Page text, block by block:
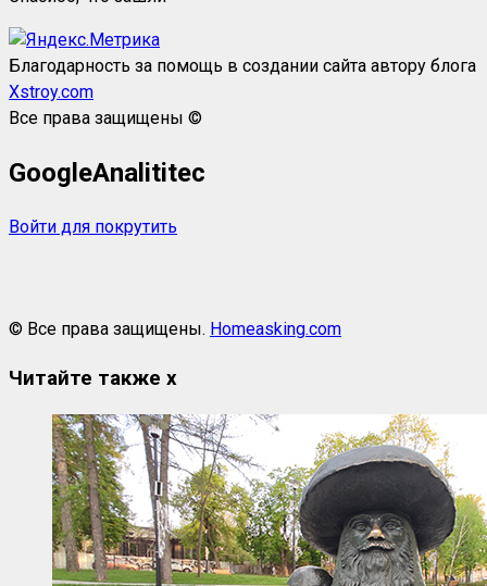
Благодарность за помощь в создании сайта автору блога
Xstroy.com
Все права защищены ©
GoogleAnalititec
Войти для покрутить
© Все права защищены. Homeasking.com
Читайте также x